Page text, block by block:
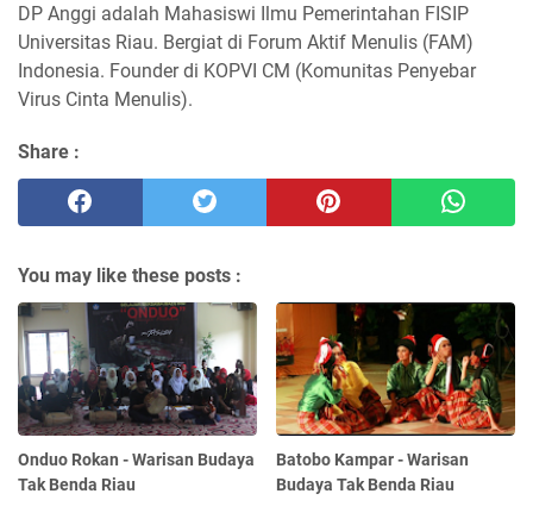
DP Anggi adalah Mahasiswi Ilmu Pemerintahan FISIP
Universitas Riau. Bergiat di Forum Aktif Menulis (FAM)
Indonesia. Founder di KOPVI CM (Komunitas Penyebar
Virus Cinta Menulis).
Share :
You may like these posts :
Onduo Rokan - Warisan Budaya
Tak Benda Riau
Batobo Kampar - Warisan
Budaya Tak Benda Riau